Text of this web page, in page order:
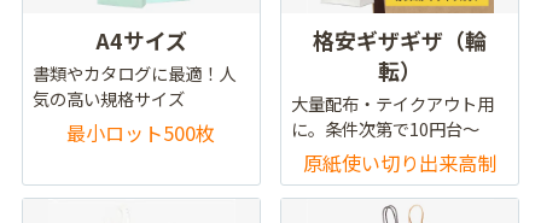
A4サイズ
書類やカタログに最適！人
気の高い規格サイズ
最小ロット500枚
格安ギザギザ（輪
転）
大量配布・テイクアウト用
に。条件次第で10円台～
原紙使い切り出来高制